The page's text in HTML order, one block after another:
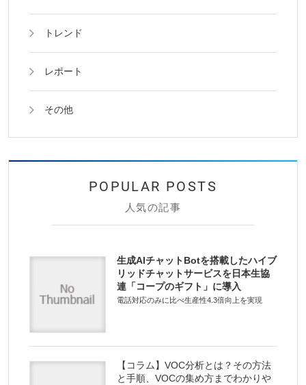
トレンド
レポート
その他
人気の記事
生成AIチャットBotを搭載したハイブ
リッドチャットサービスを日本生協
連「コープのギフト」に導入
電話対応のみに比べ生産性4.3倍向上を実現
【コラム】VOC分析とは？その方法
と手順、VOCの集め方までわかりや